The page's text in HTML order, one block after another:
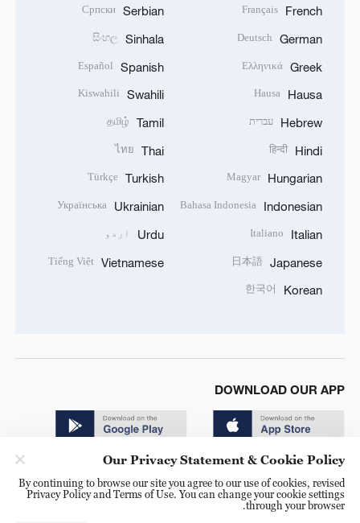
French
Français
German
Deutsch
Greek
Ελληνικά
Hausa
Hausa
Hebrew עברית
Hindi
हिन्दी
Hungarian
Magyar
Indonesian
Bahasa Indonesia
Italian
Italiano
Japanese
日本語
Korean
한국어
Serbian
Српски
Sinhala
සිංහල
Spanish
Español
Swahili
Kiswahili
Tamil
தமிழ்
Thai
ไทย
Turkish
Türkçe
Ukrainian
Українська
Urdu اردو
Vietnamese
Tiếng Việt
DOWNLOAD OUR APP
© China Radio International.CRI. All Rights Reserved. 16A
Our Privacy Statement & Cookie Policy
By continuing to browse our site you agree to our use of cookies, revised
Privacy Policy and Terms of Use. You can change your cookie settings
through your browser.